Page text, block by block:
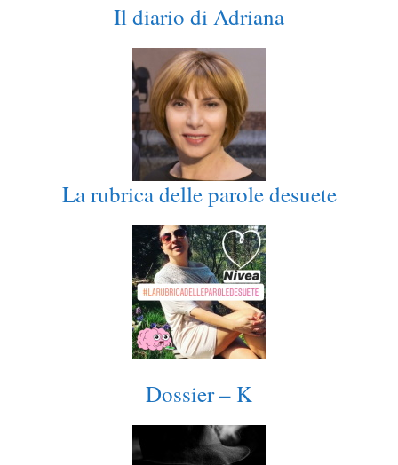
Il diario di Adriana
La rubrica delle parole desuete
Dossier – K